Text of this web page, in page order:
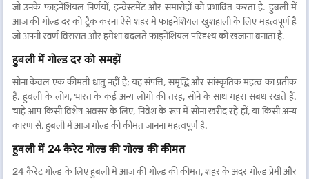
जो उनके फाइनेंशियल निर्णयों, इन्वेस्टमेंट और समारोहों को प्रभावित करता है. हुबली में
आज की गोल्ड दर को ट्रैक करना ऐसे शहर में फाइनेंशियल खुशहाली के लिए महत्वपूर्ण है
जो अपनी स्वर्ण विरासत और हमेशा बदलते फाइनेंशियल परिदृश्य को खजाना बनाता है.
हुबली में गोल्ड दर को समझें
सोना केवल एक कीमती धातु नहीं है; यह संपत्ति, समृद्धि और सांस्कृतिक महत्व का प्रतीक
है. हुबली के लोग, भारत के कई अन्य लोगों की तरह, सोने के साथ गहरा संबंध रखते हैं.
चाहे आप किसी विशेष अवसर के लिए, निवेश के रूप में सोना खरीद रहे हों, या किसी अन्य
कारण से, हुबली में आज गोल्ड की कीमत जानना महत्वपूर्ण है.
हुबली में 24 कैरेट गोल्ड की गोल्ड की कीमत
24 कैरेट गोल्ड के लिए हुबली में आज की गोल्ड की कीमत, शहर के अंदर गोल्ड प्रेमी और